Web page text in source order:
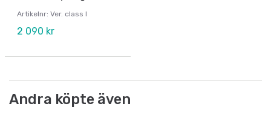
Artikelnr: Ver. class I
2 090 kr
Andra köpte även